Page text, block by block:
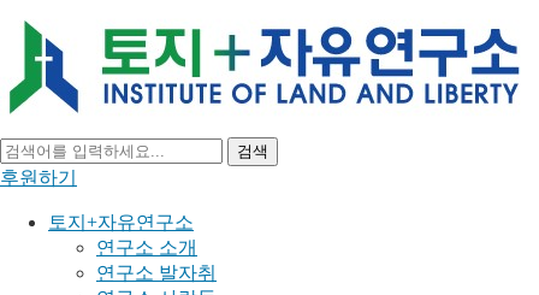
검색
후원하기
토지+자유연구소
연구소 소개
연구소 발자취